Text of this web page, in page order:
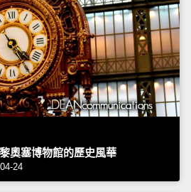
奧塞博物館的歷史風華
24